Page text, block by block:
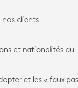
nos clients
et nationalités du
et les « faux